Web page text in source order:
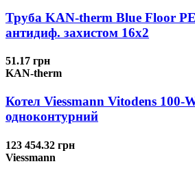
Труба KAN-therm Blue Floor
антидиф. захистом 16х2
51.17 грн
KAN-therm
Котел Viessmann Vitodens 100-
одноконтурний
123 454.32 грн
Viessmann